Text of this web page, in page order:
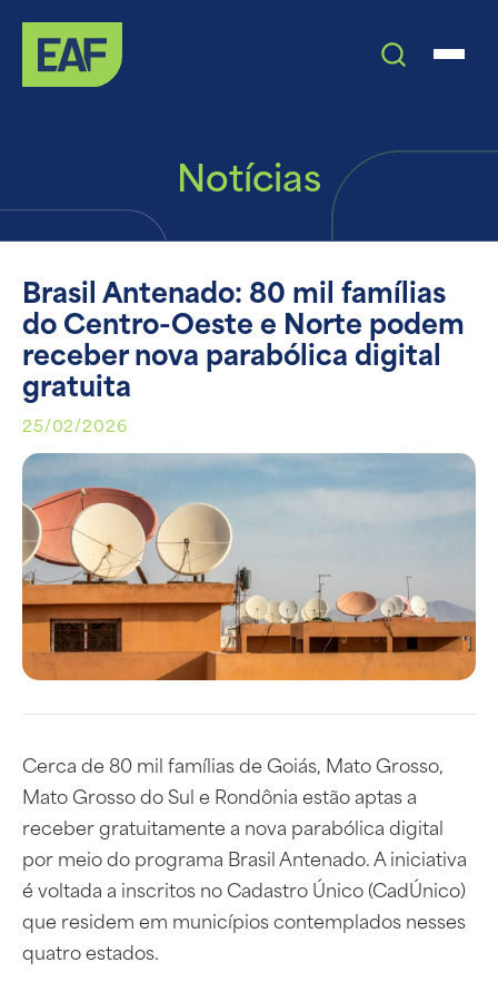
Notícias
Brasil Antenado: 80 mil famílias
do Centro-Oeste e Norte podem
receber nova parabólica digital
gratuita
25/02/2026
Cerca de 80 mil famílias de Goiás, Mato Grosso,
Mato Grosso do Sul e Rondônia estão aptas a
receber gratuitamente a nova parabólica digital
por meio do programa Brasil Antenado. A iniciativa
é voltada a inscritos no Cadastro Único (CadÚnico)
que residem em municípios contemplados nesses
quatro estados.